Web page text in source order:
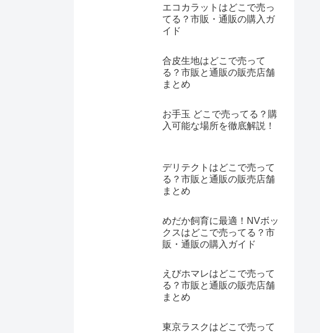
エコカラットはどこで売っ
てる？市販・通販の購入ガ
イド
合皮生地はどこで売って
る？市販と通販の販売店舗
まとめ
お手玉 どこで売ってる？購
入可能な場所を徹底解説！
デリテクトはどこで売って
る？市販と通販の販売店舗
まとめ
めだか飼育に最適！NVボッ
クスはどこで売ってる？市
販・通販の購入ガイド
えびホマレはどこで売って
る？市販と通販の販売店舗
まとめ
東京ラスクはどこで売って